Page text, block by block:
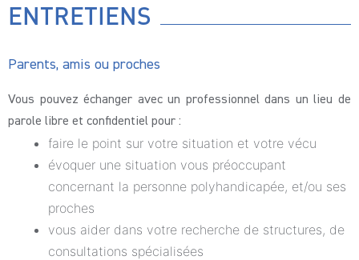
ENTRETIENS
Parents, amis ou proches
Vous pouvez échanger avec un professionnel dans un lieu de
parole libre et confidentiel pour :
faire le point sur votre situation et votre vécu
évoquer une situation vous préoccupant
concernant la personne polyhandicapée, et/ou ses
proches
vous aider dans votre recherche de structures, de
consultations spécialisées